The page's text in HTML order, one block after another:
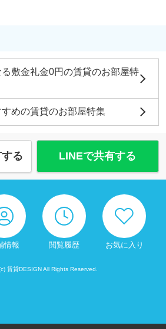
敷金礼金0円の賃貸のお部屋特
めの賃貸のお部屋特集
る LINEで共有する
情報 閲覧履歴 お気に入り
賃貸DESIGN All Rights Reserved.